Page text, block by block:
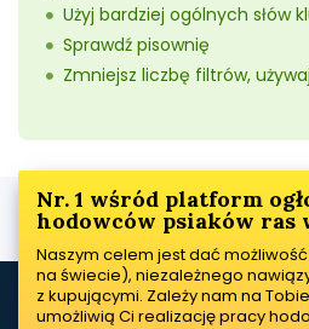
Użyj bardziej ogólnych słów
Sprawdź pisownię
Zmniejsz liczbę filtrów,
Nr. 1 wśród platform
hodowców psiaków ras
Naszym celem jest dać
na świecie), niezależnego
z kupującymi. Zależy nam na
umożliwią Ci realizację pracy